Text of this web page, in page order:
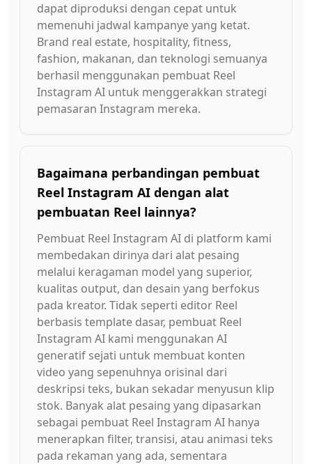
dapat diproduksi dengan cepat untuk
memenuhi jadwal kampanye yang ketat.
Brand real estate, hospitality, fitness,
fashion, makanan, dan teknologi semuanya
berhasil menggunakan pembuat Reel
Instagram AI untuk menggerakkan strategi
pemasaran Instagram mereka.
Bagaimana perbandingan pembuat
Reel Instagram AI dengan alat
pembuatan Reel lainnya?
Pembuat Reel Instagram AI di platform kami
membedakan dirinya dari alat pesaing
melalui keragaman model yang superior,
kualitas output, dan desain yang berfokus
pada kreator. Tidak seperti editor Reel
berbasis template dasar, pembuat Reel
Instagram AI kami menggunakan AI
generatif sejati untuk membuat konten
video yang sepenuhnya orisinal dari
deskripsi teks, bukan sekadar menyusun klip
stok. Banyak alat pesaing yang dipasarkan
sebagai pembuat Reel Instagram AI hanya
menerapkan filter, transisi, atau animasi teks
pada rekaman yang ada, sementara